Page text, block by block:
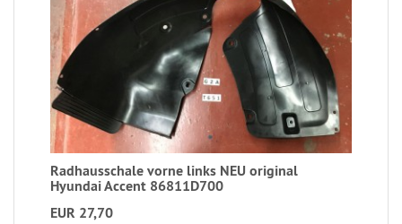
Radhausschale vorne links NEU original
Hyundai Accent 86811D700
EUR 27,70